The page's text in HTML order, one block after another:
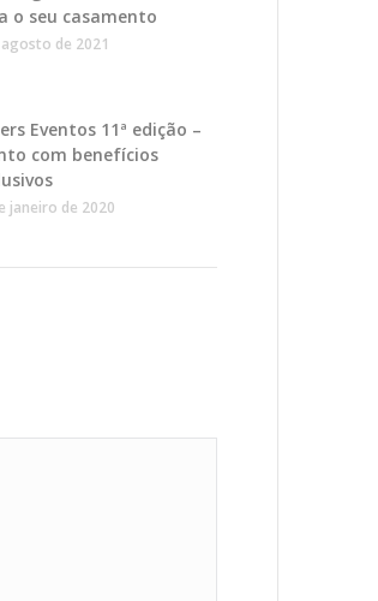
o seu casamento
de 2021
Eventos 11ª edição –
com benefícios
janeiro de 2020